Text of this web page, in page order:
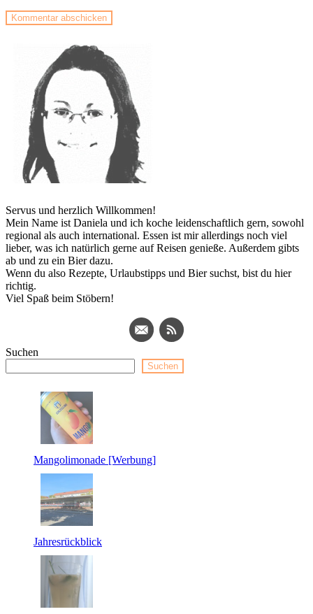
Servus und herzlich Willkommen!
Mein Name ist Daniela und ich koche leidenschaftlich gern, sowohl
regional als auch international. Essen ist mir allerdings noch viel
lieber, was ich natürlich gerne auf Reisen genieße. Außerdem gibts
ab und zu ein Bier dazu.
Wenn du also Rezepte, Urlaubstipps und Bier suchst, bist du hier
richtig.
Viel Spaß beim Stöbern!
Suchen
Suchen
Mangolimonade [Werbung]
Jahresrückblick